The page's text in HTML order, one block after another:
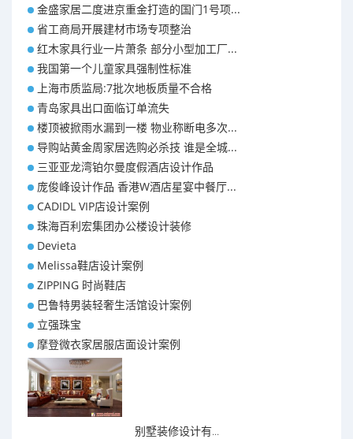
金盛家居二度进京重金打造的国门1号项...
省工商局开展建材市场专项整治
红木家具行业一片萧条 部分小型加工厂...
我国第一个儿童家具强制性标准
上海市质监局:7批次地板质量不合格
青岛家具出口面临订单流失
楼顶被掀雨水漏到一楼 物业称断电多次...
导购站黄金周家居选购必杀技 谁是全城...
三亚亚龙湾铂尔曼度假酒店设计作品
庞俊峰设计作品 香港W酒店星宴中餐厅...
CADIDL VIP店设计案例
珠海百利宏集团办公楼设计装修
Devieta
Melissa鞋店设计案例
ZIPPING 时尚鞋店
巴鲁特男装轻奢生活馆设计案例
立强珠宝
摩登微衣家居服店面设计案例
别墅装修设计有...